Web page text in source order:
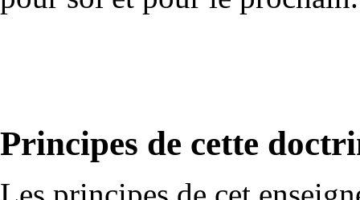
Principes de cette